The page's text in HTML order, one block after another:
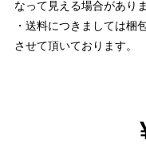
なって見える場合がありま
・送料につきましては梱
させて頂いております。